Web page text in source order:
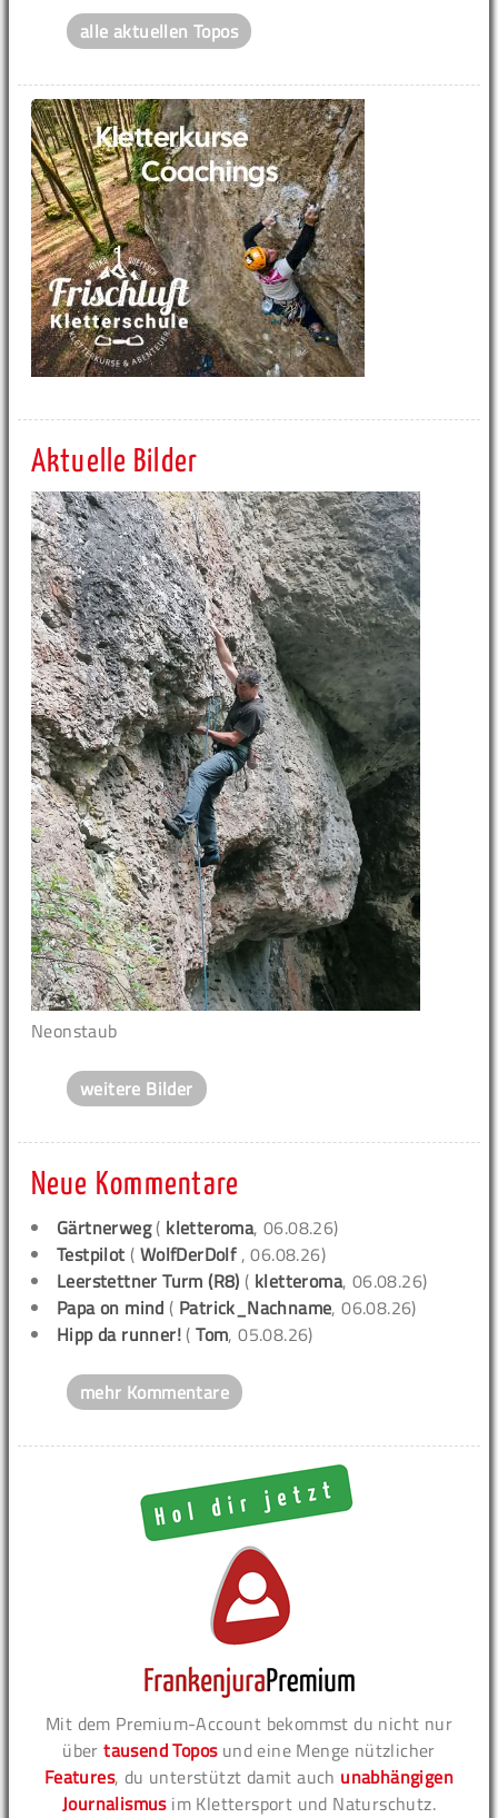
alle aktuellen Topos
Aktuelle Bilder
Neonstaub
weitere Bilder
Neue Kommentare
Gärtnerweg( kletteroma, 06.08.26)
Testpilot ( WolfDerDolf , 06.08.26)
Leerstettner Turm (R8) ( kletteroma, 06.08.26)
Papa on mind ( Patrick_Nachname, 06.08.26)
Hipp da runner! (Tom, 05.08.26)
mehr Kommentare
Mit dem Premium-Account bekommst du nicht nur
übertausend Toposund eine Menge nützlicher
Features, du unterstützt damit auch unabhängigen
Journalismusim Klettersport und Naturschutz.